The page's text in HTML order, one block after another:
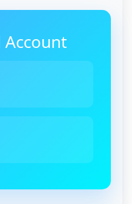
Account